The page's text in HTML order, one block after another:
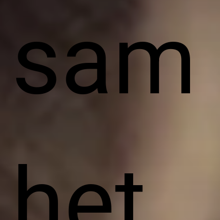
sam